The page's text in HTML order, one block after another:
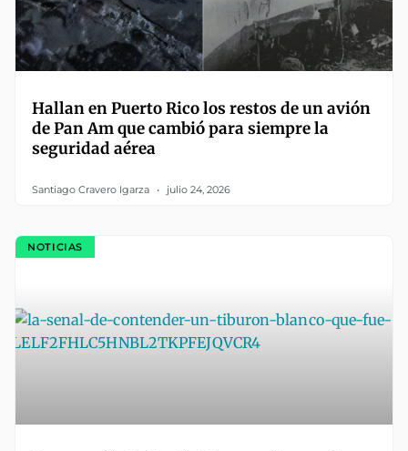
Hallan en Puerto Rico los restos de un avión
de Pan Am que cambió para siempre la
seguridad aérea
Santiago Cravero Igarza julio 24, 2026
NOTICIAS